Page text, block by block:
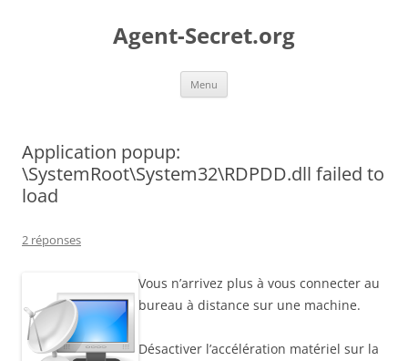
Agent-Secret.org
Menu
Application popup:
\SystemRoot\System32\RDPDD.dll failed to
load
2 réponses
Vous n’arrivez plus à vous connecter au
bureau à distance sur une machine.
Désactiver l’accélération matériel sur la